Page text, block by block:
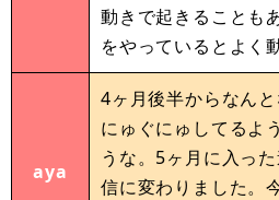
動きで起きることも
をやっているとよく
aya
4ヶ月後半からなん
にゅぐにゅしてるよ
うな。5ヶ月に入っ
信に変わりました。